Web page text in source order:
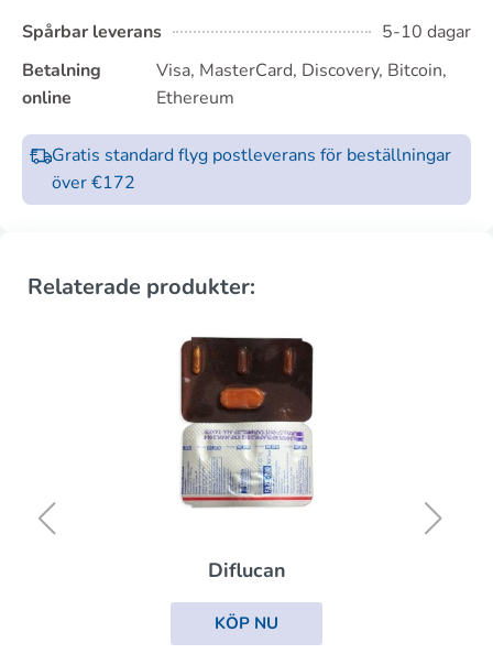
Spårbar leverans
5-10 dagar
Betalning
online
Visa, MasterCard, Discovery, Bitcoin,
Ethereum
Gratis standard flyg postleverans för beställningar
över €172
Relaterade produkter:
Diflucan
KÖP NU